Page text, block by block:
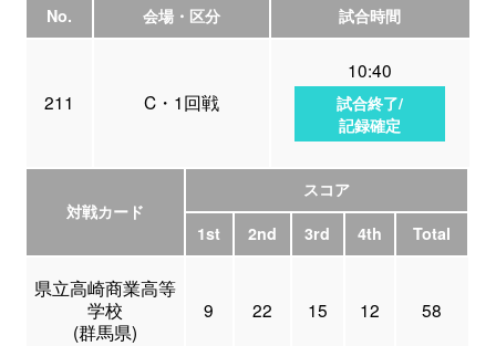
No. 会場・区分 試合時間
211 C・1回戦
10:40
試合終了/
記録確定
対戦カード
スコア
1st
2nd 3rd 4th Total
県立高崎商業高等
学校
(群馬県)
9 22 15 12 58